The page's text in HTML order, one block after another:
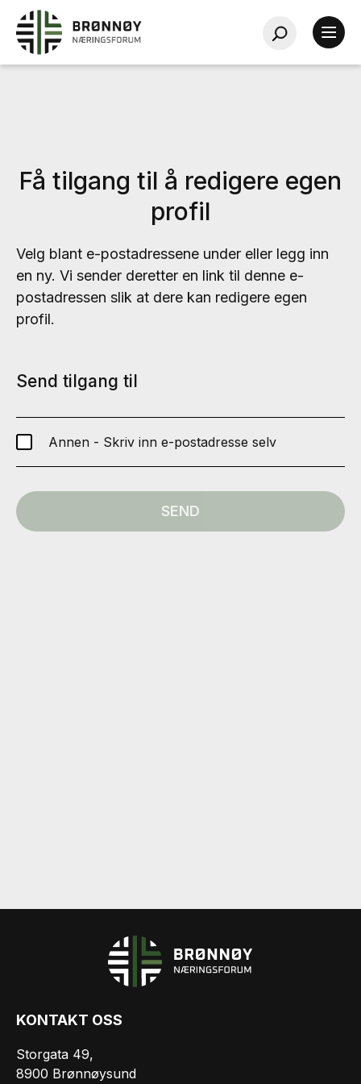
Få tilgang til å redigere egen
profil
Velg blant e-postadressene under eller legg inn
en ny. Vi sender deretter en link til denne e-
postadressen slik at dere kan redigere egen
profil.
Send tilgang til
Annen - Skriv inn e-postadresse selv
SEND
KONTAKT OSS
Storgata 49,
8900 Brønnøysund